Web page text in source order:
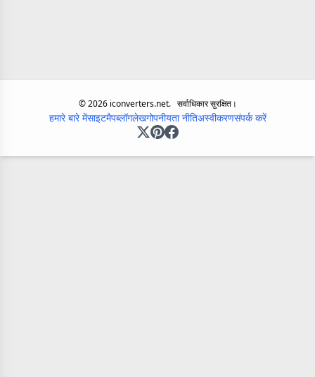
©2026iconverters.net. सर्वाधिकार सुरक्षित।
हमारे बारे मेंसाइटमैपब्लॉगलेखगोपनीयता नीतिअस्वीकरणसंपर्क करें